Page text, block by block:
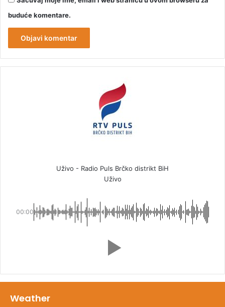
buduće komentare.
Uživo - Radio Puls Brčko distrikt BiH
Uživo
00:00
Weather